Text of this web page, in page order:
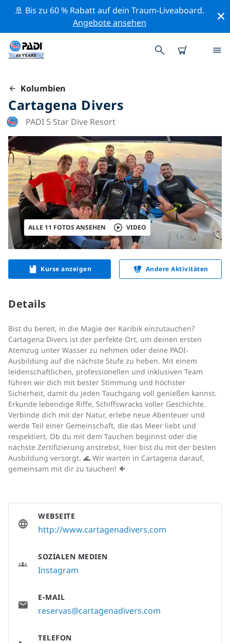
🚢 Bis zu 60 % Rabatt auf dein Traum-Liveaboard.
Angebote ansehen
Kolumbien
Cartagena Divers
PADI 5 Star Dive Resort
ALLE 11 FOTOS ANSEHEN VIDEO
Kurse anzeigen Andere Aktivitäten
Details
Bist du bereit, in die Magie der Karibik einzutauchen?
Cartagena Divers ist der perfekte Ort, um deinen ersten
Atemzug unter Wasser zu nehmen oder deine PADI-
Ausbildung auf die nächste Stufe zu heben. Mit einem
leidenschaftlichen, professionellen und inklusiven Team
führen wir dich mit bester Stimmung und höchster
Sicherheit, damit du jeden Tauchgang voll genießen kannst.
Erkunde lebendige Riffe, Schiffswracks voller Geschichte.
Verbinde dich mit der Natur, erlebe neue Abenteuer und
werde Teil einer Gemeinschaft, die das Meer liebt und
respektiert. Ob du mit dem Tauchen beginnst oder die
nächste Zertifizierung anstrebst, hier bist du mit der besten
Ausbildung versorgt. 🌊 Wir warten in Cartagena darauf,
gemeinsam mit dir zu tauchen! 🐠
WEBSEITE
http://www.cartagenadivers.com
SOZIALEN MEDIEN
Instagram
E-MAIL
reservas@cartagenadivers.com
TELEFON